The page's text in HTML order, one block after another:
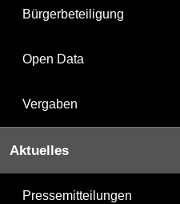
Bürgerbeteiligung
Open Data
Vergaben
Aktuelles
Pressemitteilungen